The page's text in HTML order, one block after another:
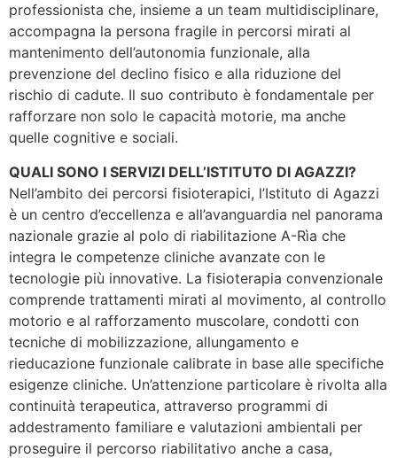
professionista che, insieme a un team multidisciplinare,
accompagna la persona fragile in percorsi mirati al
mantenimento dell’autonomia funzionale, alla
prevenzione del declino fisico e alla riduzione del
rischio di cadute. Il suo contributo è fondamentale per
rafforzare non solo le capacità motorie, ma anche
quelle cognitive e sociali.
QUALI SONO I SERVIZI DELL’ISTITUTO DI AGAZZI?
Nell’ambito dei percorsi fisioterapici, l’Istituto di Agazzi
è un centro d’eccellenza e all’avanguardia nel panorama
nazionale grazie al polo di riabilitazione A-Rìa che
integra le competenze cliniche avanzate con le
tecnologie più innovative. La fisioterapia convenzionale
comprende trattamenti mirati al movimento, al controllo
motorio e al rafforzamento muscolare, condotti con
tecniche di mobilizzazione, allungamento e
rieducazione funzionale calibrate in base alle specifiche
esigenze cliniche. Un’attenzione particolare è rivolta alla
continuità terapeutica, attraverso programmi di
addestramento familiare e valutazioni ambientali per
proseguire il percorso riabilitativo anche a casa,